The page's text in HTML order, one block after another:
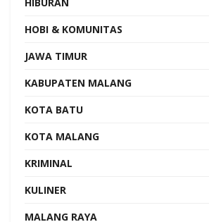
HOBI & KOMUNITAS
JAWA TIMUR
KABUPATEN MALANG
KOTA BATU
KOTA MALANG
KRIMINAL
KULINER
MALANG RAYA